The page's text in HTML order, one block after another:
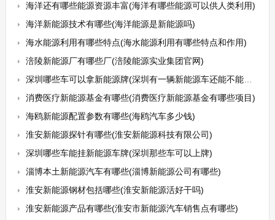
海洋还有哪些能源资源丰富(海洋有哪些能源可以供人类利用)
海洋新能源技术有哪些(海洋能源是新能源吗)
海水能源利用有哪些特点(海水能源利用有哪些特点和作用)
涪陵新能源厂有哪些厂(涪陵能源实业集团官网)
深圳哪些车可以拿新能源牌(深圳有一辆新能源车还能不能拍牌)
消费医疗新能源基金有哪些(消费医疗新能源基金有哪些项目)
海鸥新能源配置参数有哪些(海鸥汽车多少钱)
淮安新能源探针有哪些(淮安新能源科技有限公司)
深圳哪些车能挂新能源车牌(深圳那些车可以上牌)
淄博本土新能源汽车有哪些(淄博新能源公司有哪些)
淮安新能源钢材包括哪些(淮安新能源活好干吗)
淮安新能源产品有哪些(淮安市新能源汽车销售点有哪些)